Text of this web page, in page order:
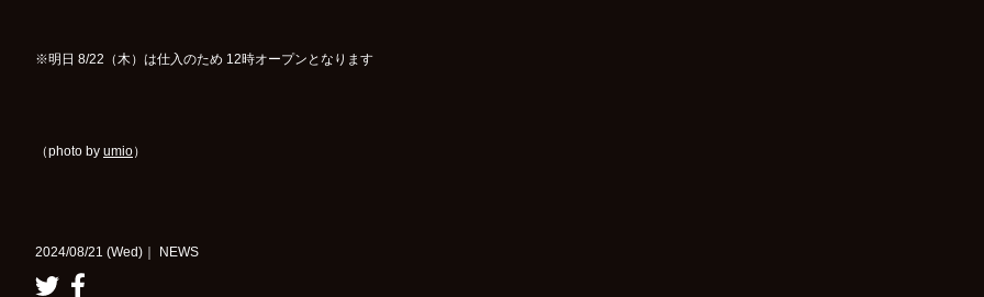
※明日 8/22（木）は仕入のため 12時オープンとなります
（photo by umio）
2024/08/21 (Wed)｜ NEWS